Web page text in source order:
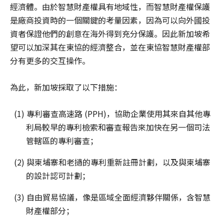
經濟體。由於智慧財產權具有地域性，而智慧財產權保護
是廠商投資時的一個關鍵的考量因素，因為可以向外國投
資者保證他們的創意在海外得到充分保護。因此新加坡希
望可以加深其在東協的經濟整合，並在東協智慧財產權部
分有更多的交互操作。
為此，新加坡採取了以下措施：
(1) 專利審查高速路 (PPH)，協助企業使用其來自其他專
利局較早的專利檢索和審查報告來加快在另一個司法
管轄區的專利審查；
(2) 與柬埔寨和老撾的專利重新註冊計劃，以及與柬埔寨
的設計認可計劃；
(3) 自由貿易協議，像是區域全面經濟夥伴關係，含智慧
財產權部分；